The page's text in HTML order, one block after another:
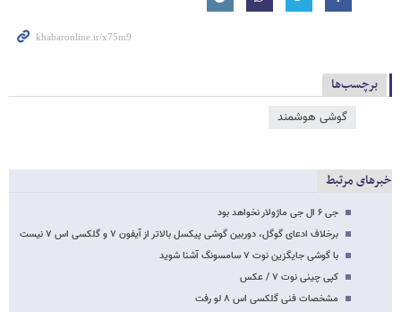
برچسب‌ها
گوشی هوشمند
خبرهای مرتبط
جی ۶ ال جی ماژولار نخواهد بود
برخلاف ادعای گوگل، دوربین گوشی پیکسل بالاتر از آیفون ۷ و گلکسی اس ۷ نیست
با گوشی جایگزین نوت ۷ سامسونگ آشنا شوید
کپی چینی نوت ۷ / عکس
مشخصات فنی گلکسی اس ۸ لو رفت